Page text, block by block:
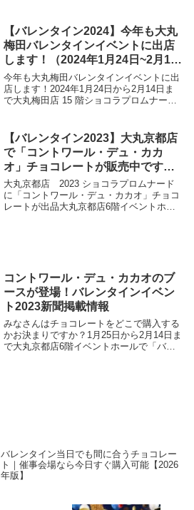
【バレンタイン2024】今年も大丸
梅田バレンタインイベントに出店
します！（2024年1月24日~2月14
日まで）
今年も大丸梅田バレンタインイベントに出
店します！2024年1月24日から2月14日ま
で大丸梅田店 15 階ショコラプロムナード
ジにコントワールデュカカオが載ってい...
【バレンタイン2023】大丸京都店
で「コントワール・デュ・カカ
オ」チョコレートが販売中です！
（2023年2月14日まで）
大丸京都店 2023 ショコラプロムナード
に「コントワール・デュ・カカオ」チョコ
レートが出品大丸京都店6階イベントホー
コントワール・デュ・カカオのブ
ースが登場！バレンタインイベン
ト2023新聞掲載情報
みなさんはチョコレートをどこで購入する
かお決まりですか？1月25日から2月14日ま
で大丸京都店6階イベントホールで「バレ
バレンタイン当日でも間に合うチョコレー
ト｜催事会場なら今日すぐ購入可能【2026
年版】